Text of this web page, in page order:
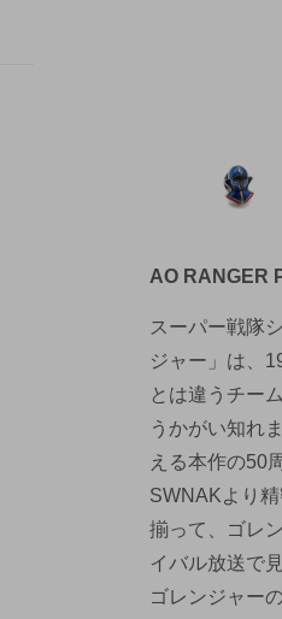
AO RANGER
スーパー戦隊
ジャー」は、
とは違うチー
うかがい知れ
える本作の50
SWNAKより
揃って、ゴレ
イバル放送で
ゴレンジャー